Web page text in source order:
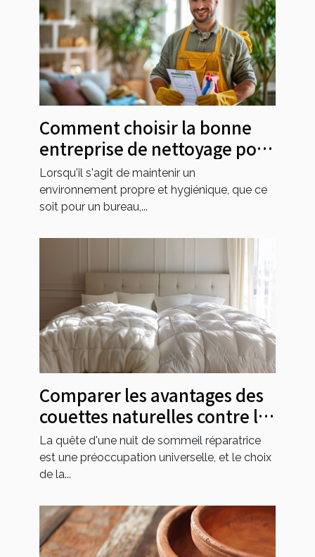
Comment choisir la bonne
entreprise de nettoyage pour
vos besoins
Lorsqu'il s'agit de maintenir un
environnement propre et hygiénique, que ce
soit pour un bureau,...
Comparer les avantages des
couettes naturelles contre les
synthétiques
La quête d'une nuit de sommeil réparatrice
est une préoccupation universelle, et le choix
de la...